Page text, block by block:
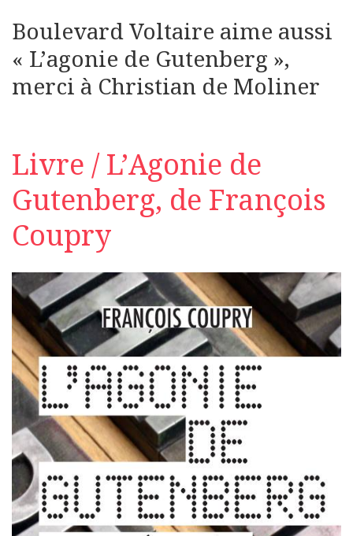
Boulevard Voltaire aime aussi
« L’agonie de Gutenberg »,
merci à Christian de Moliner
Livre / L’Agonie de
Gutenberg, de François
Coupry